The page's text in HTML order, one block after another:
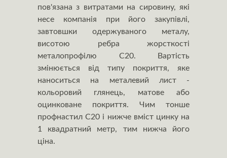
пов'язана з витратами на сировину, які
несе компанія при його закупівлі,
завтовшки одержуваного металу,
висотою ребра жорсткості
металопрофілю С20. Вартість
змінюється від типу покриття, яке
наноситься на металевий лист -
кольоровий глянець, матове або
оцинковане покриття. Чим тонше
профнастил С20 і нижче вміст цинку на
1 квадратний метр, тим нижча його
ціна.